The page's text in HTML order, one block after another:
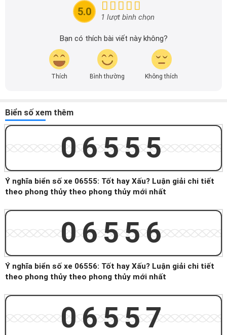
tin nhanh chóng và dễ dàng hơn.
5.0 1 lượt bình chọn
Bạn có thích bài viết này không?
Thích Bình thường Không thích
Biển số xem thêm
06555
Ý nghĩa biển số xe 06555: Tốt hay Xấu? Luận giải chi tiết
theo phong thủy theo phong thủy mới nhất
06556
Ý nghĩa biển số xe 06556: Tốt hay Xấu? Luận giải chi tiết
theo phong thủy theo phong thủy mới nhất
06557